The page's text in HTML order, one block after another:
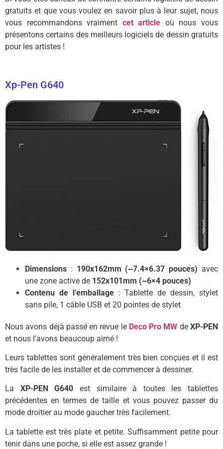
gratuits et que vous voulez en savoir plus à leur sujet, nous
vous recommandons vraiment cet article où nous vous
présentons certains des meilleurs logiciels de dessin gratuits
pour les artistes !
Xp-Pen G640
Dimensions : 190x162mm (~7.4×6.37 pouces) avec
une zone active de 152x101mm (~6×4 pouces)
Contenu de l’emballage: Tablette de dessin, stylet
sans pile, 1 câble USB et 20 pointes de stylet
Nous avons déjà passé en revue le Deco Pro MW deXP-PEN
et nous l’avons beaucoup aimé !
Leurs tablettes sont généralement très bien conçues et il est
très facile de les installer et de commencer à dessiner.
La XP-PEN G640 est similaire à toutes les tablettes
précédentes en termes de taille et vous pouvez passer du
mode droitier au mode gaucher très facilement.
La tablette est très plate et petite. Suffisamment petite pour
tenir dans une poche, si elle est assez grande !